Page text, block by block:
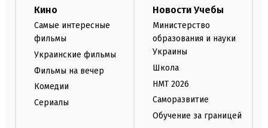
Кино
Самые интересные
фильмы
Украинские фильмы
Фильмы на вечер
Комедии
Сериалы
Новости Учебы
Министерство
образования и науки
Украины
Школа
НМТ 2026
Саморазвитие
Обучение за границей